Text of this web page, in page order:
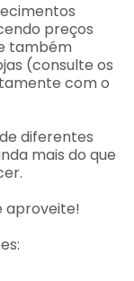
preços
também
(consulte os
com o
diferentes
mais do que
aproveite!